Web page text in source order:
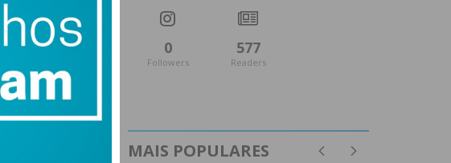
0
Followers
577
Readers
MAIS POPULARES